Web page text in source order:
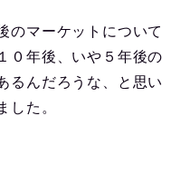
のマーケットについて
０年後、いや５年後の
るんだろうな、と思い
した。